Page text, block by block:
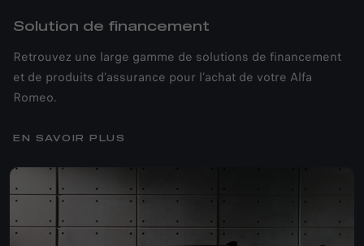
Solution de financement
Retrouvez une large gamme de solutions de financement
et de produits d’assurance pour l’achat de votre Alfa
Romeo.
EN SAVOIR PLUS